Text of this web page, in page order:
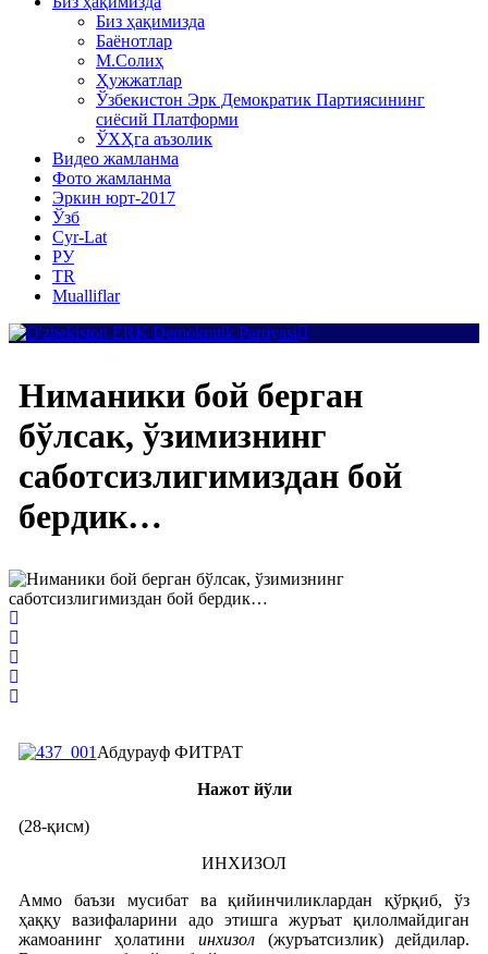
Биз ҳақимизда
Баёнотлар
М.Солиҳ
Ҳужжатлар
Ўзбекистон Эрк Демократик Партиясининг
сиёсий Платформи
ЎХҲга аъзолик
Видео жамланма
Фото жамланма
Эркин юрт-2017
Ўзб
Cyr-Lat
РУ
TR
Mualliflar
Ниманики бой берган
бўлсак, ўзимизнинг
саботсизлигимиздан бой
бердик…
Абдурауф ФИТРАТ
Нажот йўли
(28-қисм)
ИНХИЗОЛ
Аммо баъзи мусибат ва қийинчиликлардан қўрқиб, ўз
ҳаққу вазифаларини адо этишга журъат қилолмайдиган
жамоанинг ҳолатини инхизол (журъатсизлик) дейдилар.